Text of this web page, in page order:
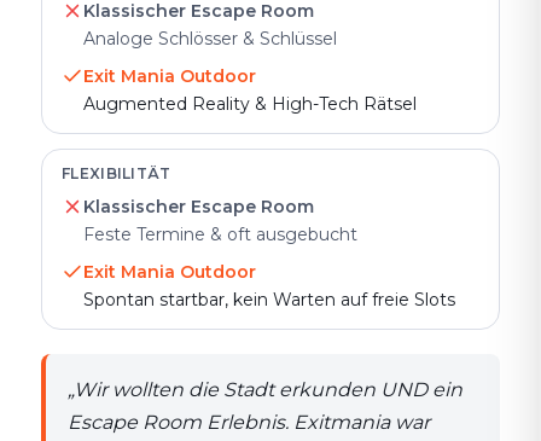
Klassischer Escape Room
Analoge Schlösser & Schlüssel
Exit Mania Outdoor
Augmented Reality & High-Tech Rätsel
FLEXIBILITÄT
Klassischer Escape Room
Feste Termine & oft ausgebucht
Exit Mania Outdoor
Spontan startbar, kein Warten auf freie Slots
„Wir wollten die Stadt erkunden UND ein
Escape Room Erlebnis. Exitmania war